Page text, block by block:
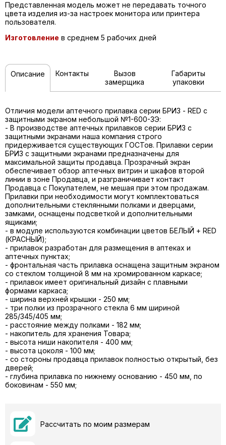
Представленная модель может не передавать точного
цвета изделия из-за настроек монитора или принтера
пользователя.
Изготовление в среднем 5 рабочих дней
Описание Контакты
Вызов
замерщика
Габариты
упаковки
Отличия модели аптечного прилавка серии БРИЗ - RED с
защитными экраном небольшой №1-600-ЗЭ:
- В производстве аптечных прилавков серии БРИЗ с
защитными экранами наша компания строго
придерживается существующих ГОСТов. Прилавки серии
БРИЗ с защитными экранами предназначены для
максимальной защиты продавца. Прозрачный экран
обеспечивает обзор аптечных витрин и шкафов второй
линии в зоне Продавца, и разграничивает контакт
Продавца с Покупателем, не мешая при этом продажам.
Прилавки при необходимости могут комплектоваться
дополнительными стеклянными полками и дверцами,
замками, оснащены подсветкой и дополнительными
ящиками;
- в модуле используются комбинации цветов БЕЛЫЙ + RED
(КРАСНЫЙ);
- прилавок разработан для размещения в аптеках и
аптечных пунктах;
- фронтальная часть прилавка оснащена защитным экраном
со стеклом толщиной 8 мм на хромированном каркасе;
- прилавок имеет оригинальный дизайн с плавными
формами каркаса;
- ширина верхней крышки - 250 мм;
- три полки из прозрачного стекла 6 мм шириной
285/345/405 мм;
- расстояние между полками - 182 мм;
- накопитель для хранения Товара;
- высота ниши накопителя - 400 мм;
- высота цоколя - 100 мм;
- со стороны продавца прилавок полностью открытый, без
дверей;
- глубина прилавка по нижнему основанию - 450 мм, по
боковинам - 550 мм;
Рассчитать по моим размерам